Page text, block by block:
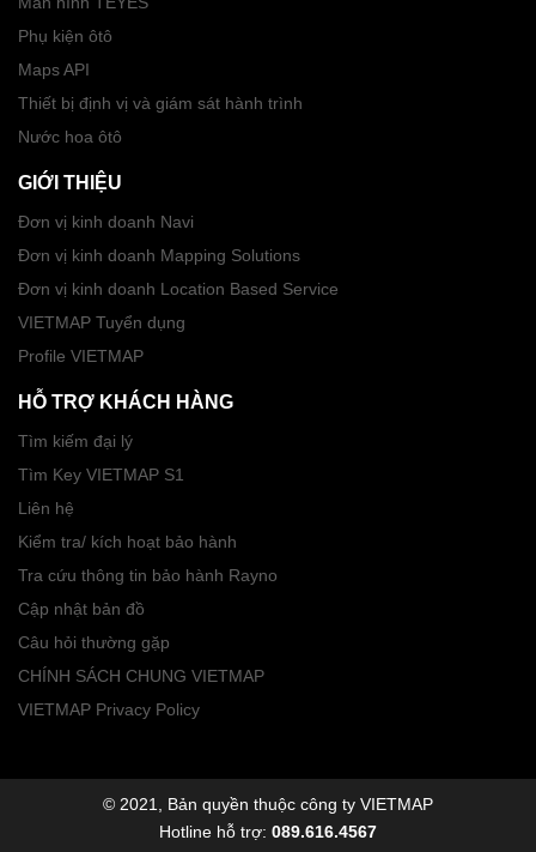
Phụ kiện ôtô
Maps API
Thiết bị định vị và giám sát hành trình
Nước hoa ôtô
GIỚI THIỆU
Đơn vị kinh doanh Navi
Đơn vị kinh doanh Mapping Solutions
Đơn vị kinh doanh Location Based Service
VIETMAP Tuyển dụng
Profile VIETMAP
HỖ TRỢ KHÁCH HÀNG
Tìm kiếm đại lý
Tìm Key VIETMAP S1
Liên hệ
Kiểm tra/ kích hoạt bảo hành
Tra cứu thông tin bảo hành Rayno
Cập nhật bản đồ
Câu hỏi thường gặp
CHÍNH SÁCH CHUNG VIETMAP
VIETMAP Privacy Policy
© 2021, Bản quyền thuộc công ty VIETMAP
Hotline hỗ trợ: 089.616.4567